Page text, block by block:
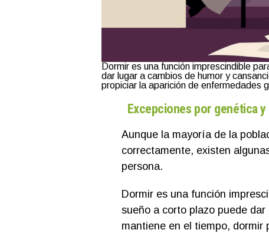
Dormir es una función imprescindible
dar lugar a cambios de humor y
propiciar la aparición de enfermedades
Excepciones por genética y
Aunque la mayoría de la
correctamente, existen
persona.
Dormir es una función
sueño a corto plazo puede
mantiene en el tiempo, dormir